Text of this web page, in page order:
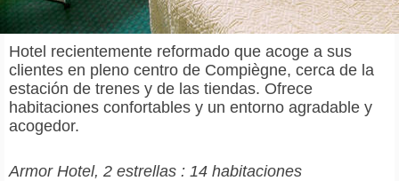
Hotel recientemente reformado que acoge a sus
clientes en pleno centro de Compiègne, cerca de la
estación de trenes y de las tiendas. Ofrece
habitaciones confortables y un entorno agradable y
acogedor.
Armor Hotel, 2 estrellas : 14 habitaciones